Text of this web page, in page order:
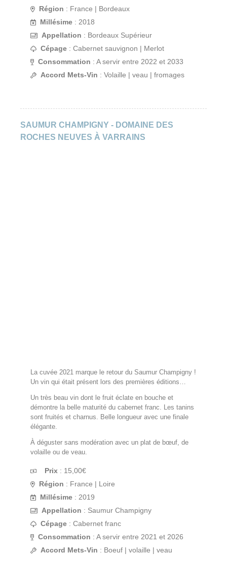
Région : France | Bordeaux
Millésime: 2018
Appellation : Bordeaux Supérieur
Cépage : Cabernet sauvignon | Merlot
Consommation : A servir entre 2022 et 2033
Accord Mets-Vin : Volaille | veau | fromages
SAUMUR CHAMPIGNY - DOMAINE DES
ROCHES NEUVES À VARRAINS
La cuvée 2021 marque le retour du Saumur Champigny !
Un vin qui était présent lors des premières éditions…
Un très beau vin dont le fruit éclate en bouche et
démontre la belle maturité du cabernet franc. Les tanins
sont fruités et charnus. Belle longueur avec une finale
élégante.
À déguster sans modération avec un plat de bœuf, de
volaille ou de veau.
Prix : 15,00€
Région : France | Loire
Millésime: 2019
Appellation : Saumur Champigny
Cépage : Cabernet franc
Consommation : A servir entre 2021 et 2026
Accord Mets-Vin : Boeuf | volaille | veau